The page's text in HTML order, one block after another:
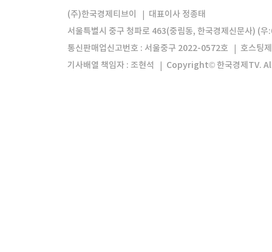
모바일앱 한국경제TV앱
(주)한국경제티브이
대표이사 정종태
서울특별시 중구 청파로 463(중림동, 한국경제신문사) (
통신판매업신고번호 : 서울중구 2022-0572호
호스팅
기사배열 책임자 : 조현석
Copyright© 한국경제TV.